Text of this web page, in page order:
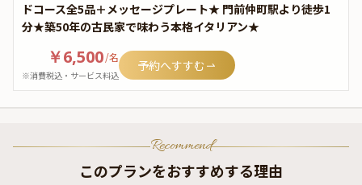
ドコース全5品＋メッセージプレート★ 門前仲町駅より徒歩1
分★築50年の古民家で味わう本格イタリアン★
￥6,500/名
※消費税込・サービス料込
予約へすすむ
Recommend
このプランをおすすめする理由